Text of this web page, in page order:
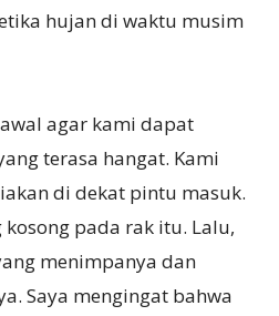
hujan di waktu musim
agar kami dapat
terasa hangat. Kami
di dekat pintu masuk.
pada rak itu. Lalu,
menimpanya dan
Saya mengingat bahwa